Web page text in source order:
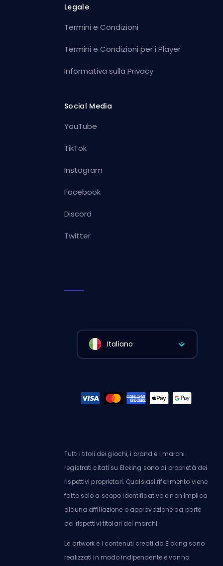
Legale
Termini e Condizioni
Termini e Condizioni per i Player
Informativa sulla Privacy
Social Media
YouTube
TikTok
Instagram
Facebook
Discord
Twitter
Italiano
Tutti i titoli dei giochi, i brand e i marchi
registrati citati su Eloking sono di proprietà dei
rispettivi proprietari. Qualsiasi riferimento viene
fatto solo a scopo identificativo e non implica
alcuna affiliazione o approvazione da parte
dei rispettivi titolari dei marchi.
Le artwork e i contenuti creati da Eloking sono
realizzati in modo indipendente e vanno